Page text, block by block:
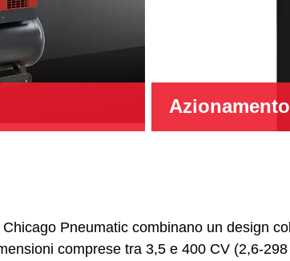
Pneumatic combinano un design
comprese tra 3,5 e 400 CV (2,6-